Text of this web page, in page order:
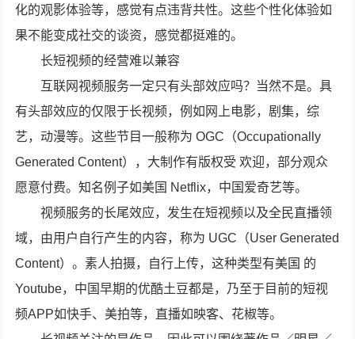
化的观影体验等，感觉有点违背共性。这些个性化体验如
果不能变成社交的谈资，感觉都挺难的。
长短视频的经营难以兼容
互联网视频服务一定只有头部效应吗？当然不是。具
有头部效应的仅限于长视频，例如网上电影，剧集，综
艺，动漫等。这些节目一般称为 OGC（Occupationally
Generated Content），大制作有版权受 欢迎，部分观众
愿意付费。知名例子如美国 Netflix，中国爱奇艺等。
视频服务的长尾效应，发生在短视频以及全民直播领
域，由用户自行产生的内容，称为 UGC（User Generated
Content）。素人拍摄，自行上传，这种类型有美国 的
Youtube，中国早期的优酷土豆都是，乃至于目前的短视
频APP如快手、美拍等，直播如映客、花椒等。